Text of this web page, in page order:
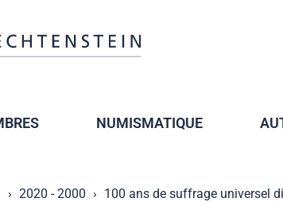
NUMISMATIQUE
2020 - 2000 100 ans de suffrage universel